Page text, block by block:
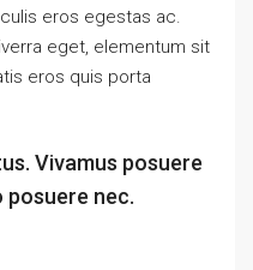
eros egestas ac.
eget, elementum sit
eros quis porta
Vivamus posuere
posuere nec.